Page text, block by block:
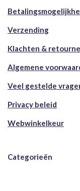
Verzending
Klachten &
Algemene
Veel gestelde
Privacy beleid
Webwinkelkeur
Categorieën